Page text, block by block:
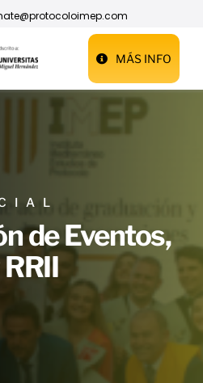
MÁS INFO
de Eventos,